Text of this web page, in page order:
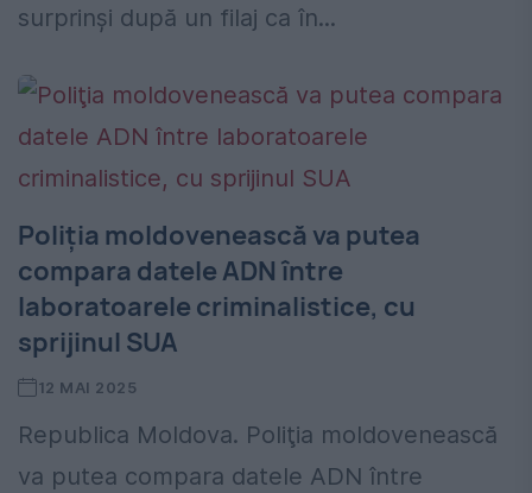
surprinși după un filaj ca în...
Poliţia moldovenească va putea
compara datele ADN între
laboratoarele criminalistice, cu
sprijinul SUA
12 MAI 2025
Republica Moldova. Poliţia moldovenească
va putea compara datele ADN între